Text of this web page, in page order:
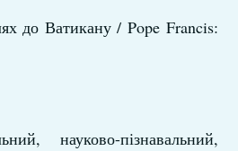
до Ватикану / Pope Francis:
науково-пізнавальний,